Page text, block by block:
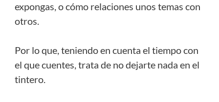
expongas, o cómo relaciones unos temas con
otros.
Por lo que, teniendo en cuenta el tiempo con
el que cuentes, trata de no dejarte nada en el
tintero.